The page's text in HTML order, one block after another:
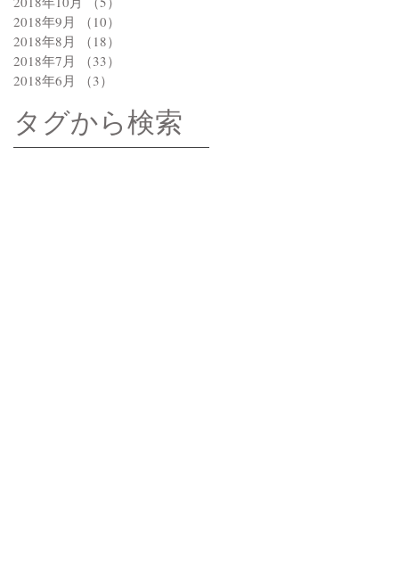
2018年9月
（10）
2018年8月
（18）
2018年7月
（33）
2018年6月
（3）
タグから検索